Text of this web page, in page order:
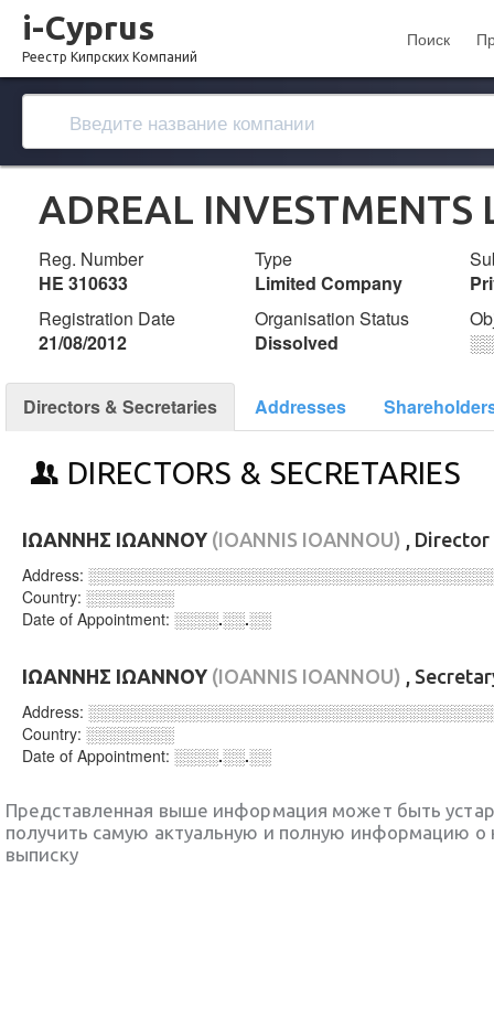
i-Cyprus
Реестр Кипрских Компаний
Поиск
ADREAL INVESTMENTS
Reg. Number
ΗΕ 310633
Type
Limited Company
Registration Date
21/08/2012
Organisation Status
Dissolved
Directors & Secretaries Addresses
DIRECTORS & SECRETARIES
ΙΩΑΝΝΗΣ ΙΩΑΝΝΟΥ (IOANNIS IOANNOU) , Director
Address:
Country: ░░░░░░░░
Date of Appointment: ░░░░.░░.░░
ΙΩΑΝΝΗΣ ΙΩΑΝΝΟΥ (IOANNIS IOANNOU) ,
Address:
Country: ░░░░░░░░
Date of Appointment: ░░░░.░░.░░
Представленная выше информация может быть
получить самую актуальную и полную информацию о
выписку